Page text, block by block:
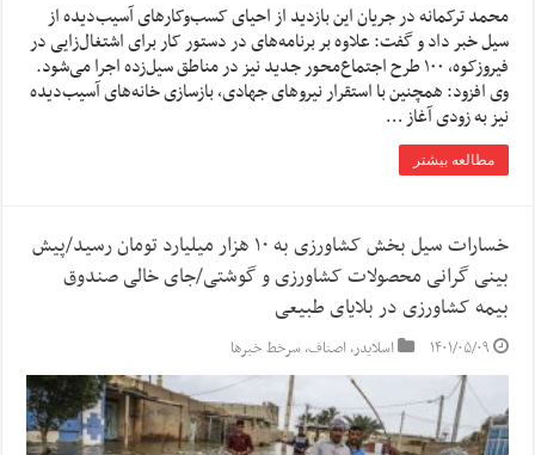
محمد ترکمانه در جریان این بازدید از احیای کسب‌و‌کارهای آسیب‌دیده از
سیل خبر داد و گفت: علاوه بر برنامه‌های در دستور کار برای اشتغال‌زایی در
فیروزکوه، ۱۰۰ طرح اجتماع‌محور جدید نیز در مناطق سیل‌زده اجرا می‌شود.
وی افزود: همچنین با استقرار نیروهای جهادی، بازسازی خانه‌های آسیب‌دیده
نیز به زودی آغاز …
مطالعه بیشتر
خسارات سیل بخش کشاورزی به ۱۰ هزار میلیارد تومان رسید/پیش
بینی گرانی محصولات کشاورزی و گوشتی/جای خالی صندوق
بیمه کشاورزی در بلایای طبیعی
۱۴۰۱/۰۵/۰۹ اسلایدر,اصناف,سرخط خبرها